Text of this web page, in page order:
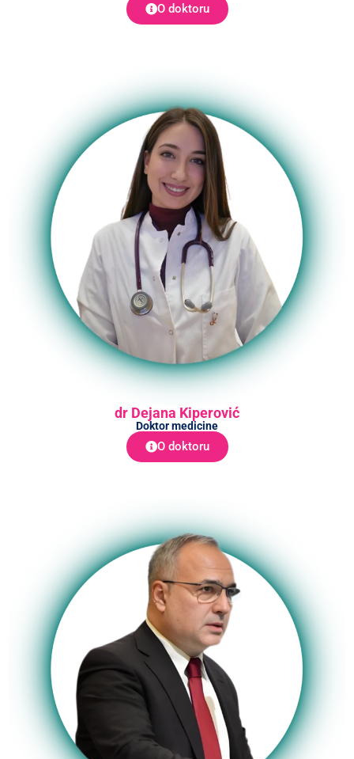
O doktoru
dr Dejana Kiperović
Doktor medicine
O doktoru